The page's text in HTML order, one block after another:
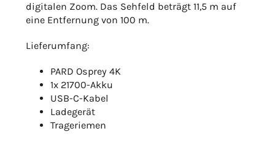
digitalen Zoom. Das Sehfeld beträgt 11,5 m auf
eine Entfernung von 100 m.
Lieferumfang:
PARD Osprey 4K
1x 21700-Akku
USB-C-Kabel
Ladegerät
Trageriemen